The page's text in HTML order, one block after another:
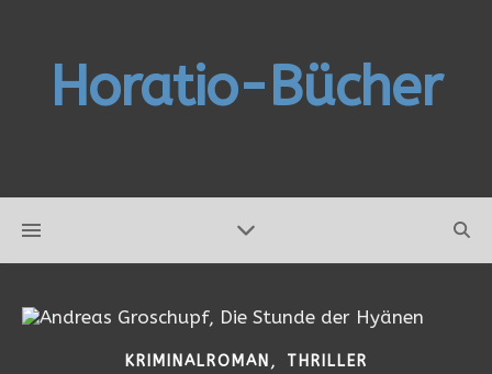
Horatio-Bücher
KRIMINALROMAN , THRILLER